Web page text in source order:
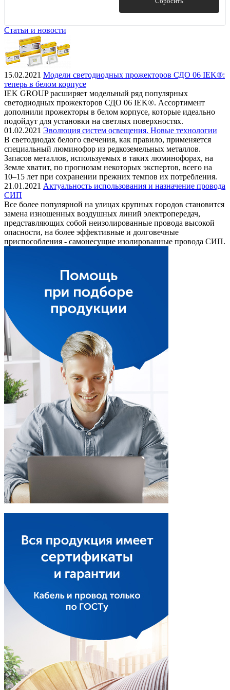
Статьи и новости
15.02.2021 Модели светодиодных прожекторов СДО 06 IEK®:
теперь в белом корпусе
IEK GROUP расширяет модельный ряд популярных
светодиодных прожекторов СДО 06 IEK®. Ассортимент
дополнили прожекторы в белом корпусе, которые идеально
подойдут для установки на светлых поверхностях.
01.02.2021 Эволюция систем освещения. Новые технологии
В светодиодах белого свечения, как правило, применяется
специальный люминофор из редкоземельных металлов.
Запасов металлов, используемых в таких люминофорах, на
Земле хватит, по прогнозам некоторых экспертов, всего на
10–15 лет при сохранении прежних темпов их потребления.
21.01.2021 Актуальность использования и назначение провода
СИП
Все более популярной на улицах крупных городов становится
замена изношенных воздушных линий электропередач,
представляющих собой неизолированные провода высокой
опасности, на более эффективные и долговечные
приспособления - самонесущие изолированные провода СИП.